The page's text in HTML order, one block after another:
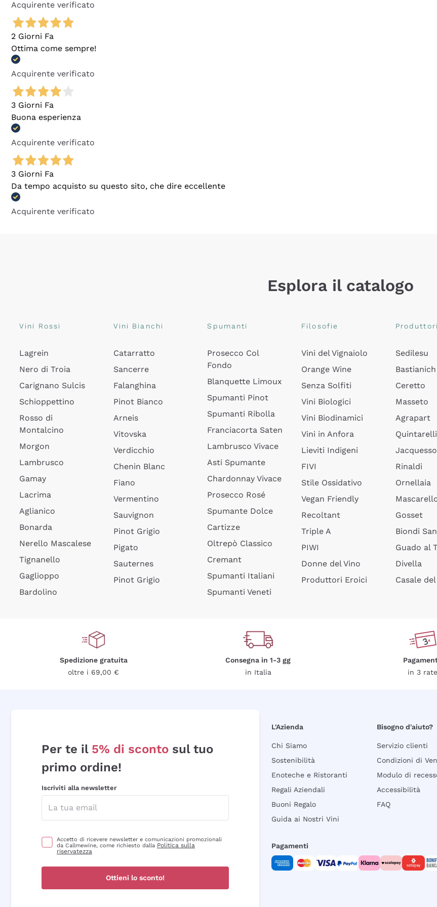
Acquirente verificato
2 Giorni Fa
Ottima come sempre!
Acquirente verificato
3 Giorni Fa
Buona esperienza
Acquirente verificato
3 Giorni Fa
Da tempo acquisto su questo sito, che dire eccellente
Acquirente verificato
Esplora il catalogo
Vini Rossi
Lagrein
Nero di Troia
Carignano Sulcis
Schioppettino
Rosso di
Montalcino
Morgon
Lambrusco
Gamay
Lacrima
Aglianico
Bonarda
Nerello Mascalese
Tignanello
Gaglioppo
Bardolino
Vini Bianchi
Catarratto
Sancerre
Falanghina
Pinot Bianco
Arneis
Vitovska
Verdicchio
Chenin Blanc
Fiano
Vermentino
Sauvignon
Pinot Grigio
Pigato
Sauternes
Pinot Grigio
Spumanti
Prosecco Col
Fondo
Blanquette Limoux
Spumanti Pinot
Spumanti Ribolla
Franciacorta Saten
Lambrusco Vivace
Asti Spumante
Chardonnay Vivace
Prosecco Rosé
Spumante Dolce
Cartizze
Oltrepò Classico
Cremant
Spumanti Italiani
Spumanti Veneti
Filosofie
Vini del Vignaiolo
Orange Wine
Senza Solfiti
Vini Biologici
Vini Biodinamici
Vini in Anfora
Lieviti Indigeni
FIVI
Stile Ossidativo
Vegan Friendly
Recoltant
Triple A
PIWI
Donne del Vino
Produttori Eroici
Sedilesu
Bastianich
Ceretto
Masseto
Agrapart
Quintarelli
Rinaldi
Ornellaia
Gosset
Biondi
Guado al
Divella
Casale
Spedizione gratuita
oltre i 69,00 €
Consegna in 1-3 gg
in Italia
in 3 rate
Per te il 5% di sconto sul tuo
primo ordine!
Iscriviti alla newsletter
Accetto di ricevere newsletter e comunicazioni promozionali
da Callmewine, come richiesto dalla Politica sulla
riservatezza
Ottieni lo sconto!
L'Azienda
Chi Siamo
Sostenibilità
Enoteche e Ristoranti
Regali Aziendali
Buoni Regalo
Guida ai Nostri Vini
Bisogno d'aiuto?
Servizio clienti
Condizioni di
Modulo di
Accessibilità
FAQ
Pagamenti